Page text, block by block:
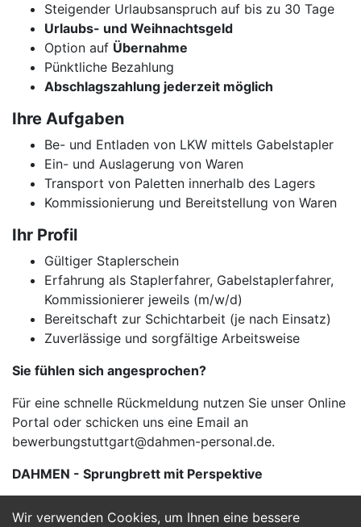
Wir verwenden Cookies, um Ihnen eine bessere
Steigender Urlaubsanspruch auf bis zu 30 Tage
Urlaubs- und Weihnachtsgeld
Option auf Übernahme
Pünktliche Bezahlung
Abschlagszahlung jederzeit möglich
Ihre Aufgaben
Be- und Entladen von LKW mittels Gabelstapler
Ein- und Auslagerung von Waren
Transport von Paletten innerhalb des Lagers
Kommissionierung und Bereitstellung von Waren
Ihr Profil
Gültiger Staplerschein
Erfahrung als Staplerfahrer, Gabelstaplerfahrer,
Kommissionierer jeweils (m/w/d)
Bereitschaft zur Schichtarbeit (je nach Einsatz)
Zuverlässige und sorgfältige Arbeitsweise
Sie fühlen sich angesprochen?
Für eine schnelle Rückmeldung nutzen Sie unser Online
Portal oder schicken uns eine Email an
bewerbungstuttgart@dahmen-personal.de.
DAHMEN - Sprungbrett mit Perspektive